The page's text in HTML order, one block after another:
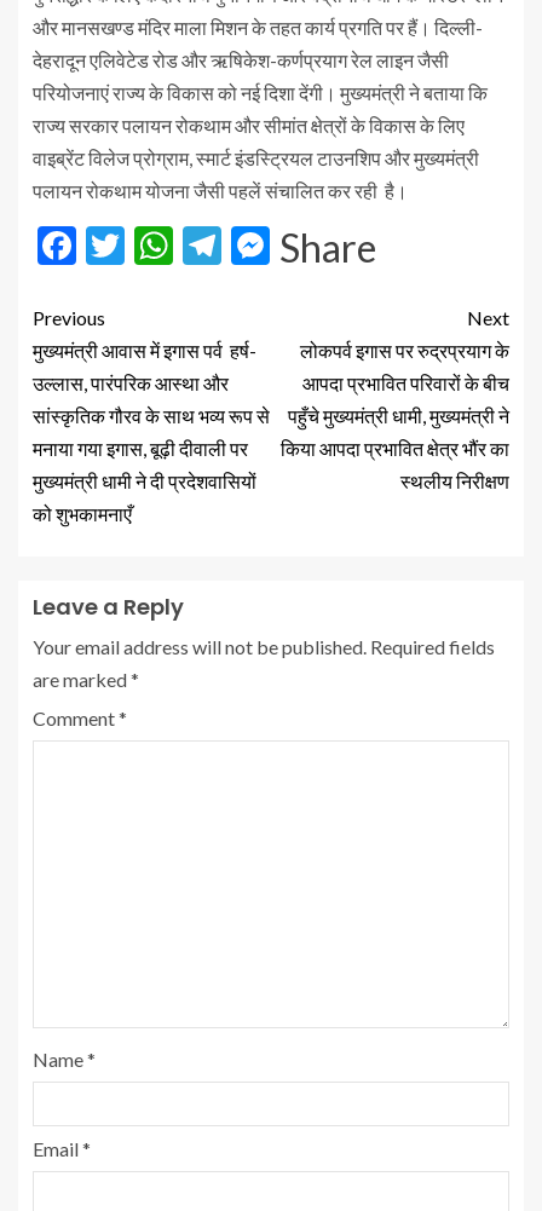
और मानसखण्ड मंदिर माला मिशन के तहत कार्य प्रगति पर हैं। दिल्ली-
देहरादून एलिवेटेड रोड और ऋषिकेश-कर्णप्रयाग रेल लाइन जैसी
परियोजनाएं राज्य के विकास को नई दिशा देंगी। मुख्यमंत्री ने बताया कि
राज्य सरकार पलायन रोकथाम और सीमांत क्षेत्रों के विकास के लिए
वाइब्रेंट विलेज प्रोग्राम, स्मार्ट इंडस्ट्रियल टाउनशिप और मुख्यमंत्री
पलायन रोकथाम योजना जैसी पहलें संचालित कर रही है।
Facebook
Twitter
WhatsApp
Telegram
Messenger
Share
Previous
मुख्यमंत्री आवास में इगास पर्व हर्ष-
उल्लास, पारंपरिक आस्था और
सांस्कृतिक गौरव के साथ भव्य रूप से
मनाया गया इगास, बूढ़ी दीवाली पर
मुख्यमंत्री धामी ने दी प्रदेशवासियों
को शुभकामनाएँ
Next
लोकपर्व इगास पर रुद्रप्रयाग के
आपदा प्रभावित परिवारों के बीच
पहुँचे मुख्यमंत्री धामी, मुख्यमंत्री ने
किया आपदा प्रभावित क्षेत्र भौंर का
स्थलीय निरीक्षण
Leave a Reply
Your email address will not be published. Required fields
are marked*
Comment*
Name*
Email*